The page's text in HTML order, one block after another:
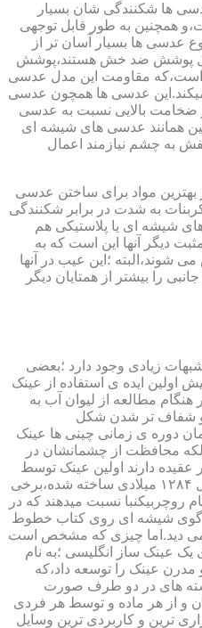
ها شکنندگی شان بسیار
همچنین به طور قابل توجهی
عدسی ها بسیار آسان تر از
پوشش ضد خش هستند،پوشش
است،که مقاومت این مدل عدسی
عدسی ها همچون عدسی
ضخامت بالایی نسبت به عدسی
همانند عدسی های شیشه ای
به چشم نیازمند اعمال
بهترین مواد برای ساختن عدسی
به شدت در برابر شکنندگی
شیشه ای یا پلاستیکی هم
دیگر آنها این است که به
شوند،البته ؛این عیب در آنها
را بیشتر از همتایان دیگر
زیادی وجود دارد ؛بعضی
اولین ایده ی استفاده از عینک
مطالعه از لیوان آب به
و شفاف تر شدن شکل
دوره ی زمانی چینی ها عینک
بلکه محافظت از چشمانشان در
عقیده دارند اولین عینک توسط
سالوینو دارماتی اهل ایتالیا در سال ۱۲۸۴ میلادی ساخته شده،برخی
روچربیکنبا نسبت میدهند که در
یک گوی شیشه ای روی کتاب خطوط
دید.اما چیزی که مشخص است
در سال ۱۷۲۷ میلادی یک عینک ساز انگلیسی ؛به نام
مدرن عینک را توسعه داد،که
های در دو طرف صورت
و از هر ماده و توسط هر فردی
ترین و کاربردی ترین وسایل